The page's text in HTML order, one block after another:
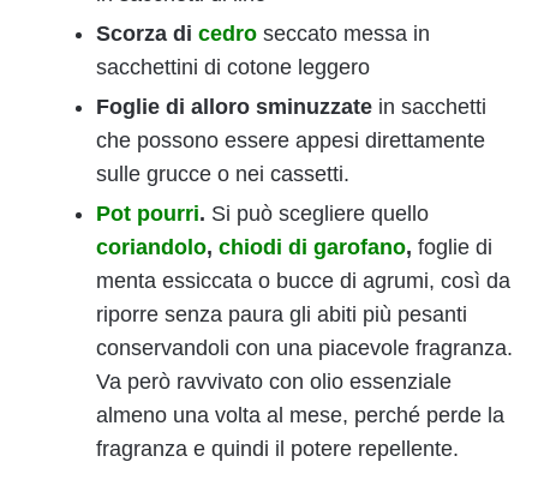
Scorza di cedro seccato messa in
sacchettini di cotone leggero
Foglie di alloro sminuzzate in sacchetti
che possono essere appesi direttamente
sulle grucce o nei cassetti.
Pot pourri. Si può scegliere quello
coriandolo, chiodi di garofano, foglie di
menta essiccata o bucce di agrumi, così da
riporre senza paura gli abiti più pesanti
conservandoli con una piacevole fragranza.
Va però ravvivato con olio essenziale
almeno una volta al mese, perché perde la
fragranza e quindi il potere repellente.